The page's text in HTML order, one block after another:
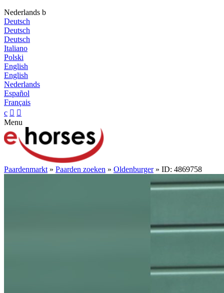
Nederlands b
Deutsch
Deutsch
Deutsch
Italiano
Polski
English
English
Nederlands
Español
Français
c  
Menu
Paardenmarkt » Paarden zoeken » Oldenburger» ID: 4869758